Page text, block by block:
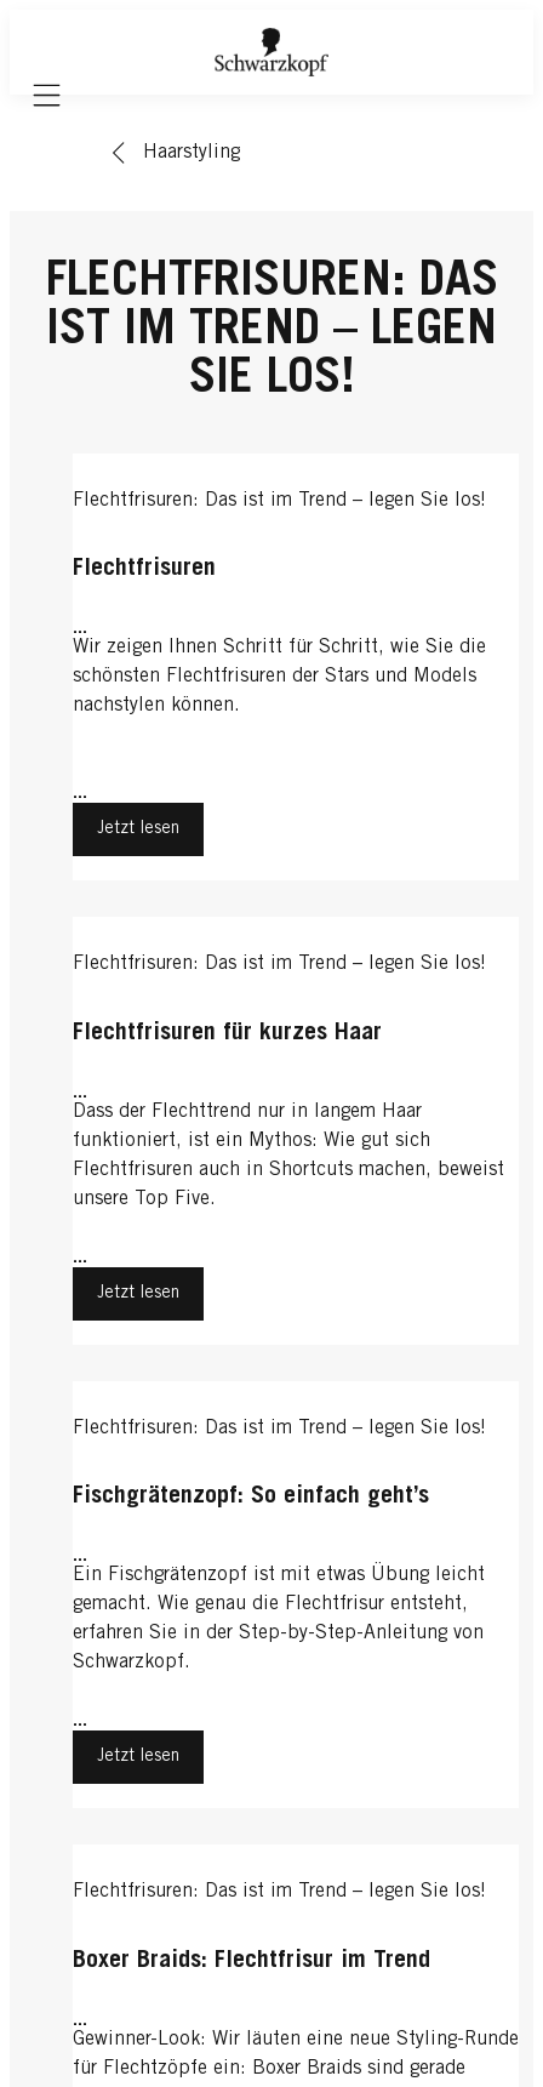
Mobile navigation
Haarstyling
FLECHTFRISUREN: DAS
IST IM TREND – LEGEN
SIE LOS!
Flechtfrisuren: Das ist im Trend – legen Sie los!
Flechtfrisuren
...
Wir zeigen Ihnen Schritt für Schritt, wie Sie die
schönsten Flechtfrisuren der Stars und Models
nachstylen können.
...
Jetzt lesen
Flechtfrisuren: Das ist im Trend – legen Sie los!
Flechtfrisuren für kurzes Haar
...
Dass der Flechttrend nur in langem Haar
funktioniert, ist ein Mythos: Wie gut sich
Flechtfrisuren auch in Shortcuts machen, beweist
unsere Top Five.
...
Jetzt lesen
Flechtfrisuren: Das ist im Trend – legen Sie los!
Fischgrätenzopf: So einfach geht’s
...
Ein Fischgrätenzopf ist mit etwas Übung leicht
gemacht. Wie genau die Flechtfrisur entsteht,
erfahren Sie in der Step-by-Step-Anleitung von
Schwarzkopf.
...
Jetzt lesen
Flechtfrisuren: Das ist im Trend – legen Sie los!
Boxer Braids: Flechtfrisur im Trend
...
Gewinner-Look: Wir läuten eine neue Styling-Runde
für Flechtzöpfe ein: Boxer Braids sind gerade